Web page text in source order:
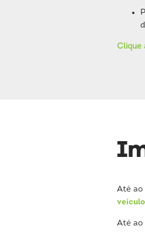
Clique
Até ao
Até ao